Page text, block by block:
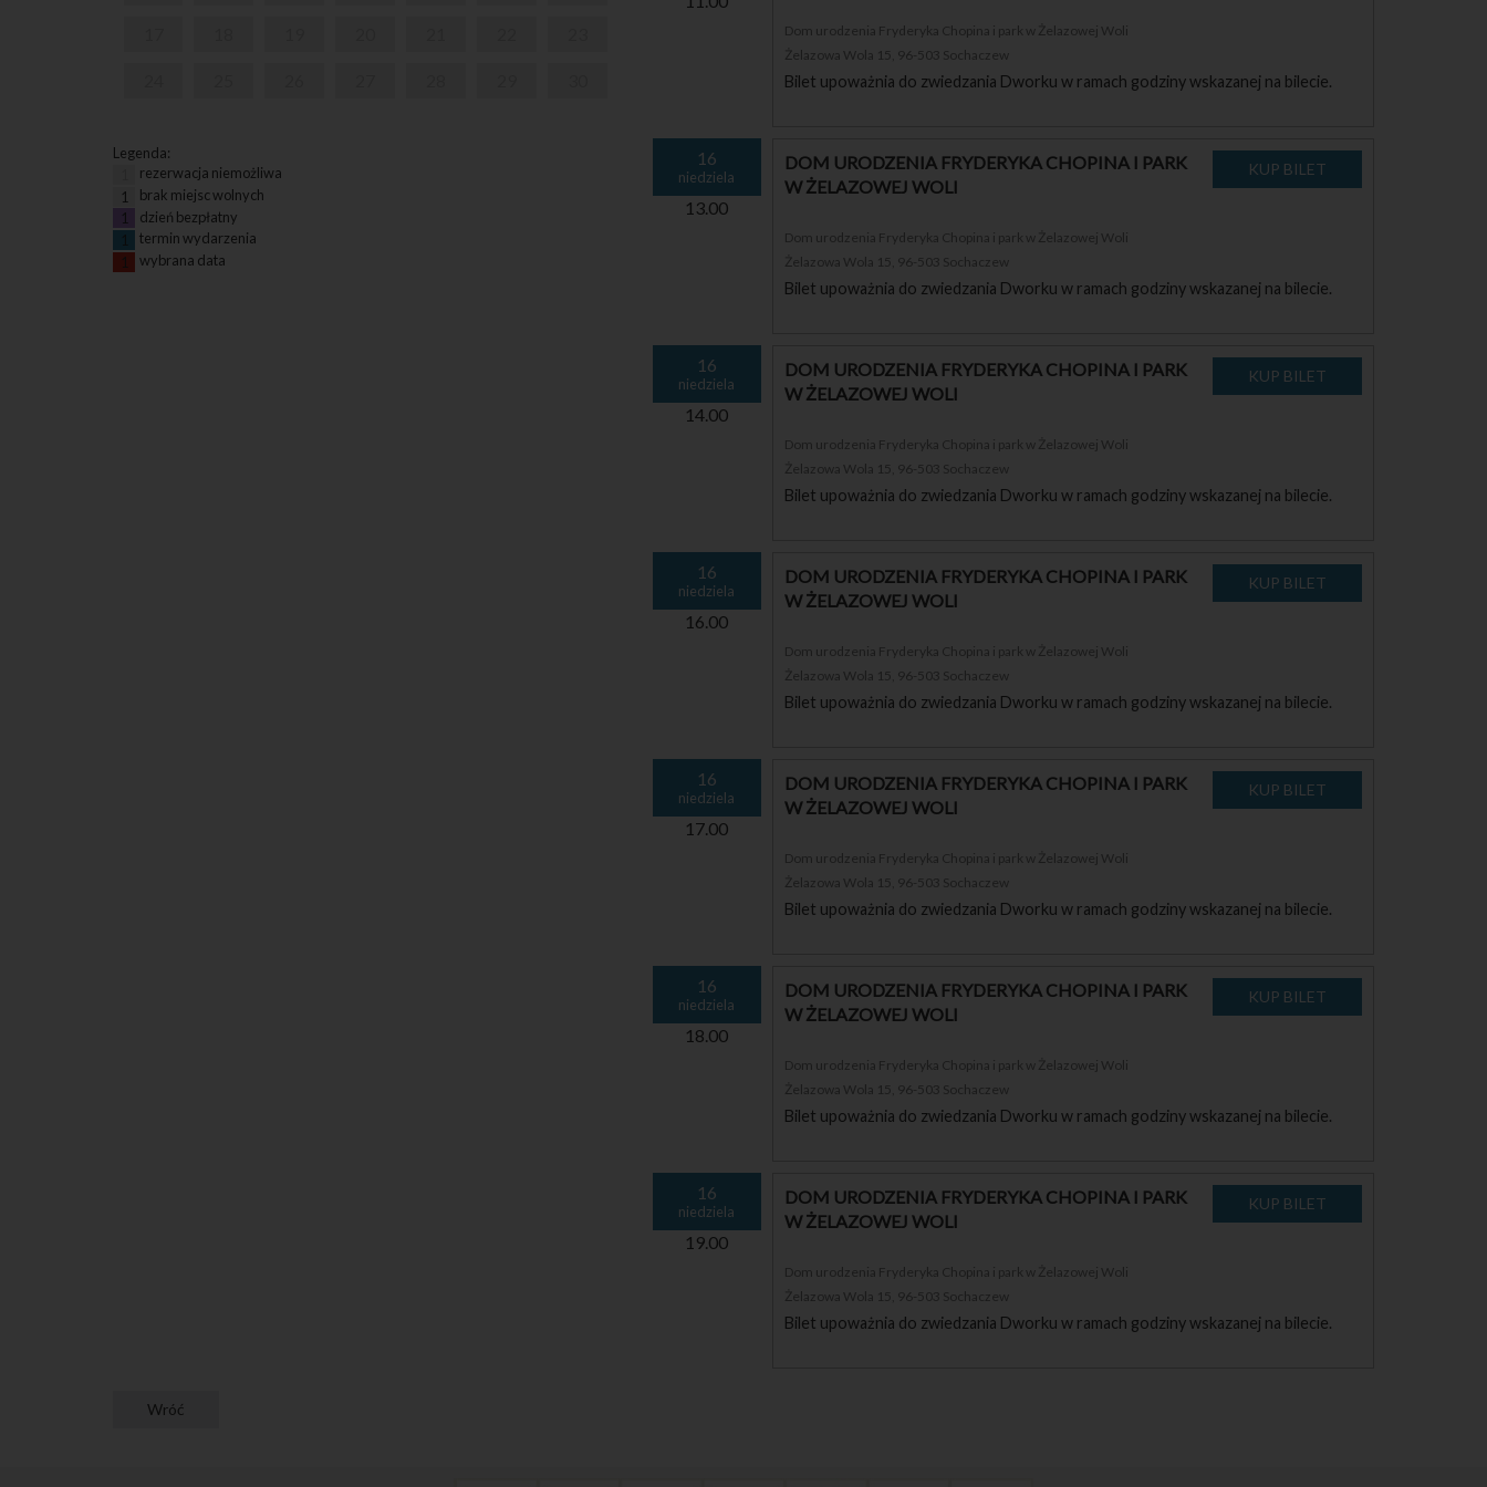
Legenda:
rezerwacja niemożliwa
1
brak miejsc wolnych
1
dzień bezpłatny
termin wydarzenia
1
wybrana data
Dom urodzenia Fryderyka Chopina i park w Żelazowej Woli
Żelazowa Wola 15, 96-503 Sochaczew
Bilet upoważnia do zwiedzania Dworku w ramach godziny wskazanej na bilecie.
16
niedziela
13.00
DOM URODZENIA FRYDERYKA CHOPINA I PARK
W ŻELAZOWEJ WOLI
Dom urodzenia Fryderyka Chopina i park w Żelazowej Woli
Żelazowa Wola 15, 96-503 Sochaczew
Bilet upoważnia do zwiedzania Dworku w ramach godziny wskazanej na bilecie.
16
niedziela
14.00
DOM URODZENIA FRYDERYKA CHOPINA I PARK
W ŻELAZOWEJ WOLI
Dom urodzenia Fryderyka Chopina i park w Żelazowej Woli
Żelazowa Wola 15, 96-503 Sochaczew
Bilet upoważnia do zwiedzania Dworku w ramach godziny wskazanej na bilecie.
16
niedziela
16.00
DOM URODZENIA FRYDERYKA CHOPINA I PARK
W ŻELAZOWEJ WOLI
Dom urodzenia Fryderyka Chopina i park w Żelazowej Woli
Żelazowa Wola 15, 96-503 Sochaczew
Bilet upoważnia do zwiedzania Dworku w ramach godziny wskazanej na bilecie.
16
niedziela
17.00
DOM URODZENIA FRYDERYKA CHOPINA I PARK
W ŻELAZOWEJ WOLI
Dom urodzenia Fryderyka Chopina i park w Żelazowej Woli
Żelazowa Wola 15, 96-503 Sochaczew
Bilet upoważnia do zwiedzania Dworku w ramach godziny wskazanej na bilecie.
16
niedziela
18.00
DOM URODZENIA FRYDERYKA CHOPINA I PARK
W ŻELAZOWEJ WOLI
Dom urodzenia Fryderyka Chopina i park w Żelazowej Woli
Żelazowa Wola 15, 96-503 Sochaczew
Bilet upoważnia do zwiedzania Dworku w ramach godziny wskazanej na bilecie.
16
niedziela
19.00
DOM URODZENIA FRYDERYKA CHOPINA I PARK
W ŻELAZOWEJ WOLI
Dom urodzenia Fryderyka Chopina i park w Żelazowej Woli
Żelazowa Wola 15, 96-503 Sochaczew
Bilet upoważnia do zwiedzania Dworku w ramach godziny wskazanej na bilecie.